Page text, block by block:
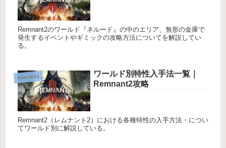
Remnant2のワールド『ネルード』の中のエリア、無形の金庫で
発生するイベントやギミックの攻略方法についてを解説してい
る。
Remnant2
ワールド別特性入手法一覧｜
Remnant2攻略
Remnant2（レムナント2）における各種特性の入手方法・につい
てワールド別に解説している。